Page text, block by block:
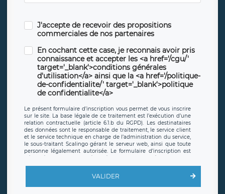
J'accepte de recevoir des propositions
commerciales de nos partenaires
En cochant cette case, je reconnais avoir pris
connaissance et accepter les <a href='/cgu/'
target='_blank'>conditions générales
d'utilisation</a> ainsi que la <a href='/politique-
de-confidentialite/' target='_blank'>politique
de confidentialite</a>
Le présent formulaire d’inscription vous permet de vous inscrire
sur le site. La base légale de ce traitement est l’exécution d’une
relation contractuelle (article 6.1.b du RGPD). Les destinataires
des données sont le responsable de traitement, le service client
et le service technique en charge de l’administration du service,
le sous-traitant Scalingo gérant le serveur web, ainsi que toute
personne légalement autorisée. Le formulaire d’inscription est
offrant desclauses de protection conformes au RGPD. Les
en sollicite la suppression, étant entendu que vous pouvez
demander la suppression de vos données et retirer votre
VALIDER